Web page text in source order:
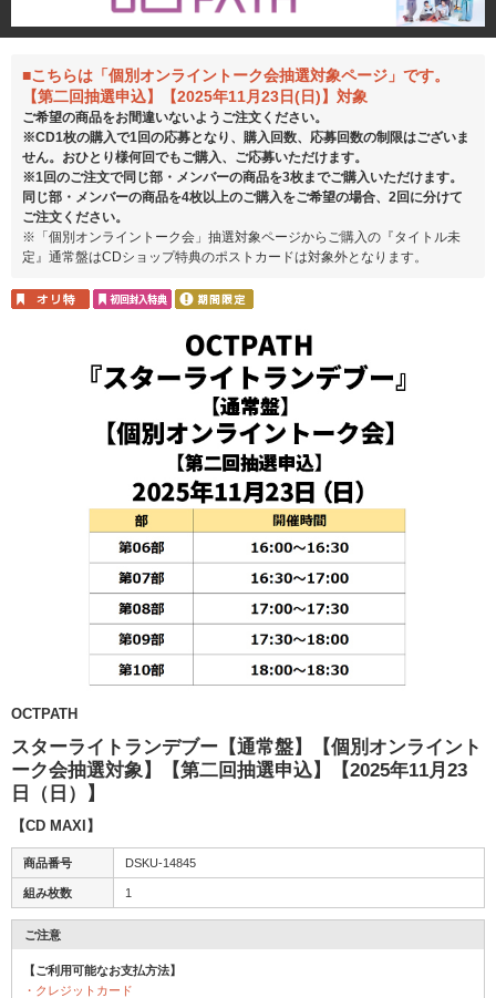
■こちらは「個別オンライントーク会抽選対象ページ」です。
【第二回抽選申込】【2025年11月23日(日)】対象
ご希望の商品をお間違いないようご注文ください。
※CD1枚の購入で1回の応募となり、購入回数、応募回数の制限はございま
せん。おひとり様何回でもご購入、ご応募いただけます。
※1回のご注文で同じ部・メンバーの商品を3枚までご購入いただけます。
同じ部・メンバーの商品を4枚以上のご購入をご希望の場合、2回に分けて
ご注文ください。
※「個別オンライントーク会」抽選対象ページからご購入の『タイトル未
定』通常盤はCDショップ特典のポストカードは対象外となります。
OCTPATH
スターライトランデブー【通常盤】【個別オンライント
ーク会抽選対象】【第二回抽選申込】【2025年11月23
日（日）】
【CD MAXI】
商品番号 DSKU-14845
組み枚数 1
ご注意
【ご利用可能なお支払方法】
・クレジットカード